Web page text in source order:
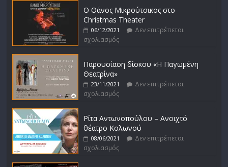
Ο Θάνος Μικρούτσικος στο
Christmas Theater
06/12/2021
Δεν επιτρέπεται
σχολιασμός
Παρουσίαση δίσκου «Η Παγωμένη
Θεατρίνα»
23/11/2021
Δεν επιτρέπεται
σχολιασμός
Ρίτα Αντωνοπούλου – Ανοιχτό
θέατρο Κολωνού
08/06/2021
Δεν επιτρέπεται
σχολιασμός